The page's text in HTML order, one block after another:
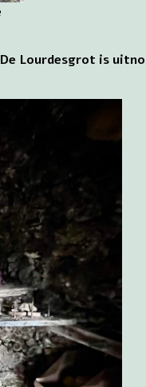
Lourdesgrot is